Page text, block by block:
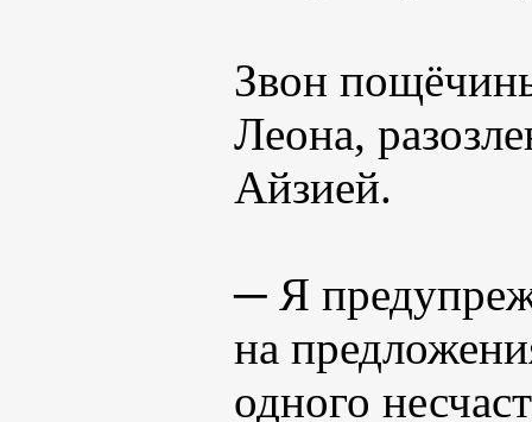
Звон
Леона,
Айзией.
─ Я
на
одного